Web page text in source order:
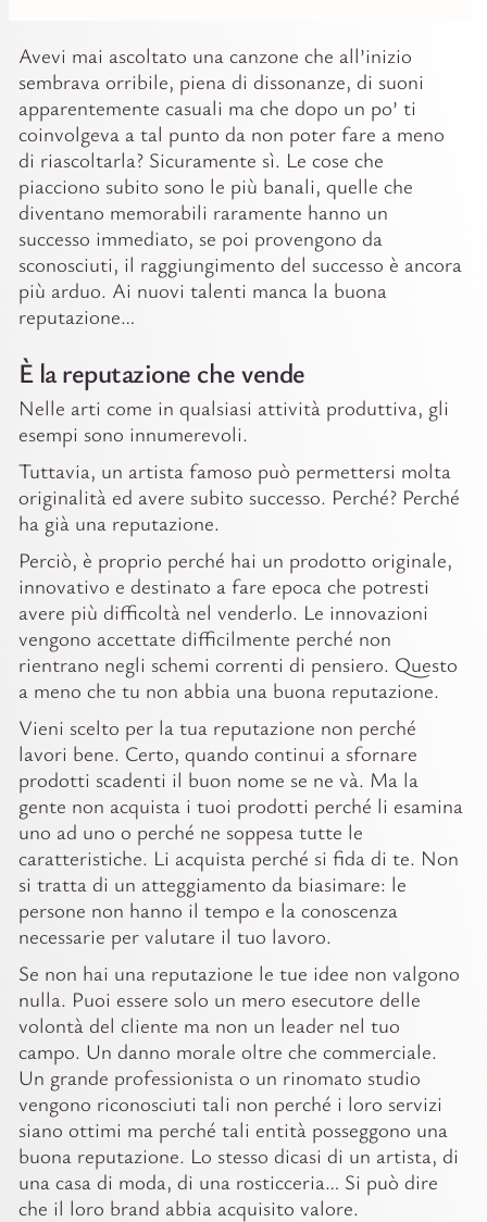
Avevi mai ascoltato una canzone che all’inizio
sembrava orribile, piena di dissonanze, di suoni
apparentemente casuali ma che dopo un po’ ti
coinvolgeva a tal punto da non poter fare a meno
di riascoltarla? Sicuramente sì. Le cose che
piacciono subito sono le più banali, quelle che
diventano memorabili raramente hanno un
successo immediato, se poi provengono da
sconosciuti, il raggiungimento del successo è ancora
più arduo. Ai nuovi talenti manca la buona
reputazione…
È la reputazione che vende
Nelle arti come in qualsiasi attività produttiva, gli
esempi sono innumerevoli.
Tuttavia, un artista famoso può permettersi molta
originalità ed avere subito successo. Perché? Perché
ha già una reputazione.
Perciò, è proprio perché hai un prodotto originale,
innovativo e destinato a fare epoca che potresti
avere più difficoltà nel venderlo. Le innovazioni
vengono accettate difficilmente perché non
rientrano negli schemi correnti di pensiero. Questo
a meno che tu non abbia una buona reputazione.
Vieni scelto per la tua reputazione non perché
lavori bene. Certo, quando continui a sfornare
prodotti scadenti il buon nome se ne và. Ma la
gente non acquista i tuoi prodotti perché li esamina
uno ad uno o perché ne soppesa tutte le
caratteristiche. Li acquista perché si fida di te. Non
si tratta di un atteggiamento da biasimare: le
persone non hanno il tempo e la conoscenza
necessarie per valutare il tuo lavoro.
Se non hai una reputazione le tue idee non valgono
nulla. Puoi essere solo un mero esecutore delle
volontà del cliente ma non un leader nel tuo
campo. Un danno morale oltre che commerciale.
Un grande professionista o un rinomato studio
vengono riconosciuti tali non perché i loro servizi
siano ottimi ma perché tali entità posseggono una
buona reputazione. Lo stesso dicasi di un artista, di
una casa di moda, di una rosticceria… Si può dire
che il loro brand abbia acquisito valore.